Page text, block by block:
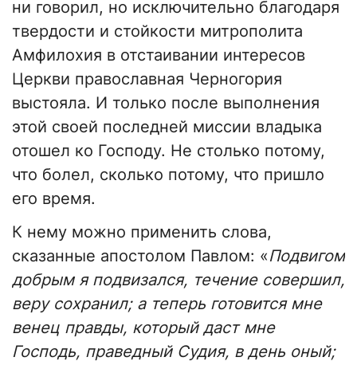
ни говорил, но исключительно благодаря
твердости и стойкости митрополита
Амфилохия в отстаивании интересов
Церкви православная Черногория
выстояла. И только после выполнения
этой своей последней миссии владыка
отошел ко Господу. Не столько потому,
что болел, сколько потому, что пришло
его время.
К нему можно применить слова,
сказанные апостолом Павлом: «Подвигом
добрым я подвизался, течение совершил,
веру сохранил; а теперь готовится мне
венец правды, который даст мне
Господь, праведный Судия, в день оный;